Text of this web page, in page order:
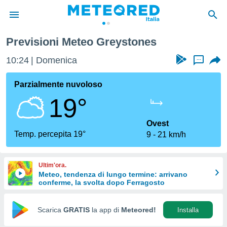
di
per
le
di
Web
Previsioni Meteo Greystones
10:24 Domenica ...
Parzialmente nuvoloso
19°
Temp. percepita 19°
Ovest
9
21 km/h
Ultim'ora.
Meteo, tendenza di lungo termine: arrivano
conferme, la svolta dopo Ferragosto
Scarica GRATIS la app di Meteored! Installa